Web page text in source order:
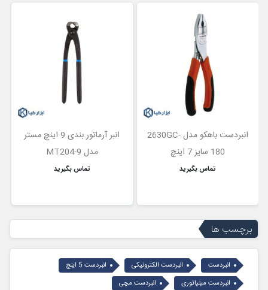
انبردست باهکو مدل 2630GC-
180 سایز 7 اینچ
تماس بگیرید
انبر آرماتور بندی 9 اینچ مستر
مدل MT204-9
تماس بگیرید
برچسب ها
انبردست انبردست الکترونیکی
انبردست 5 اینچ
انبردست مینیاتوری
انبردست مچی